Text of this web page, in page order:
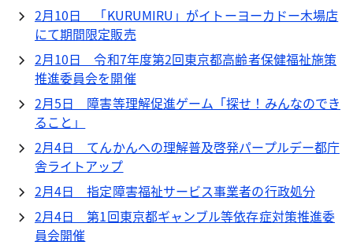
2月10日 「KURUMIRU」がイトーヨーカドー木場店
にて期間限定販売
2月10日 令和7年度第2回東京都高齢者保健福祉施策
推進委員会を開催
2月5日 障害等理解促進ゲーム「探せ！みんなのでき
ること」
2月4日 てんかんへの理解普及啓発パープルデー都庁
舎ライトアップ
2月4日 指定障害福祉サービス事業者の行政処分
2月4日 第1回東京都ギャンブル等依存症対策推進委
員会開催